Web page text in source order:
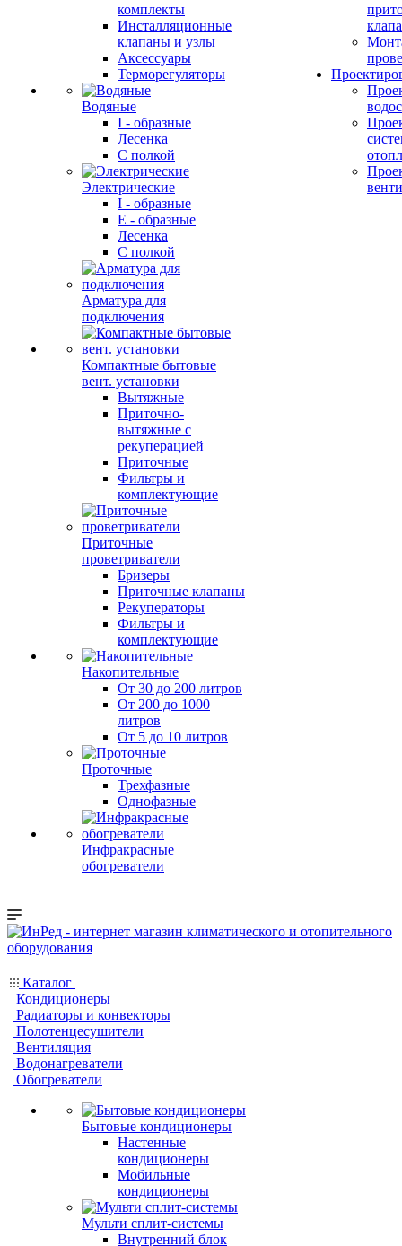
комплекты
Инсталляционные
клапаны и узлы
Аксессуары
Терморегуляторы
Водяные
I - образные
Лесенка
С полкой
Электрические
I - образные
E - образные
Лесенка
С полкой
Арматура для
подключения
Компактные бытовые
вент. установки
Вытяжные
Приточно-
вытяжные с
рекуперацией
Приточные
Фильтры и
комплектующие
Приточные
проветриватели
Бризеры
Приточные клапаны
Рекуператоры
Фильтры и
комплектующие
Накопительные
От 30 до 200 литров
От 200 до 1000
литров
От 5 до 10 литров
Проточные
Трехфазные
Однофазные
Инфракрасные
обогреватели
Каталог
Кондиционеры
Радиаторы и конвекторы
Полотенцесушители
Вентиляция
Водонагреватели
Обогреватели
Бытовые кондиционеры
Настенные
кондиционеры
Мобильные
кондиционеры
Мульти сплит-системы
Внутренний блок